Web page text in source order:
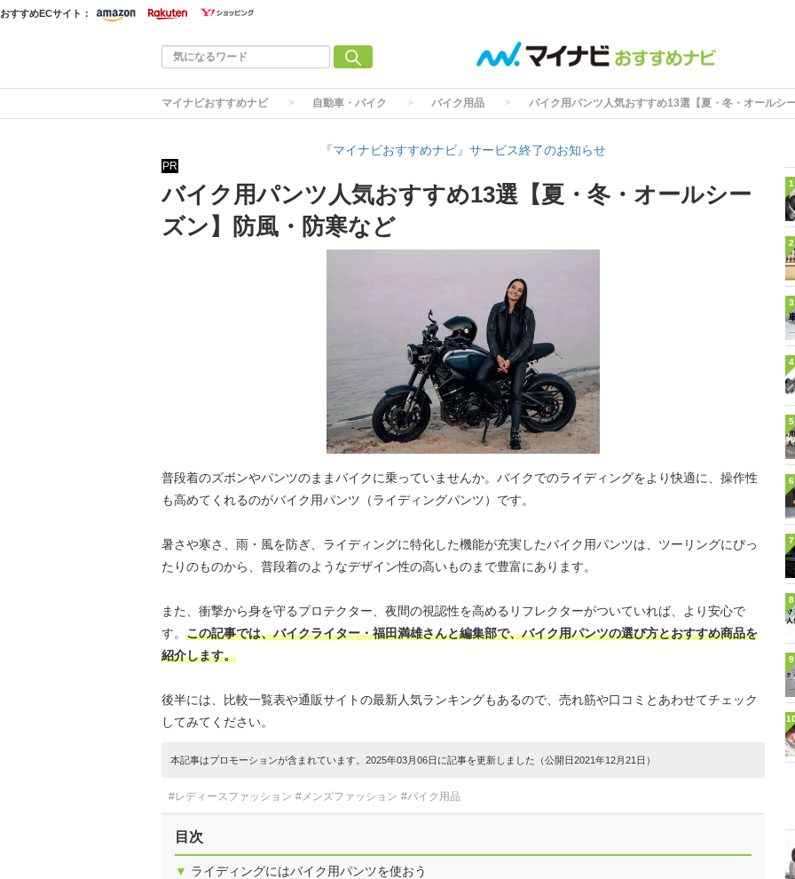
おすすめECサイト：
マイナビおすすめナビ 自動車・バイク バイク用品 バイク用パンツ人気おすすめ13選【夏・冬・オールシ
『マイナビおすすめナビ』サービス終了のお知らせ
PR
バイク用パンツ人気おすすめ13選【夏・冬・オールシー
ズン】防風・防寒など
普段着のズボンやパンツのままバイクに乗っていませんか。バイクでのライディングをより快適に、操作性
も高めてくれるのがバイク用パンツ（ライディングパンツ）です。
暑さや寒さ、雨・風を防ぎ、ライディングに特化した機能が充実したバイク用パンツは、ツーリングにぴっ
たりのものから、普段着のようなデザイン性の高いものまで豊富にあります。
また、衝撃から身を守るプロテクター、夜間の視認性を高めるリフレクターがついていれば、より安心で
す。 この記事では、バイクライター・福田満雄さんと編集部で、バイク用パンツの選び方とおすすめ商品を
紹介します。
後半には、比較一覧表や通販サイトの最新人気ランキングもあるので、売れ筋や口コミとあわせてチェック
してみてください。
本記事はプロモーションが含まれています。2025年03月06日に記事を更新しました（公開日2021年12月21日）
#レディースファッション #メンズファッション #バイク用品
目次
▼ ライディングにはバイク用パンツを使おう
1
2
3
4
5
6
7
8
9